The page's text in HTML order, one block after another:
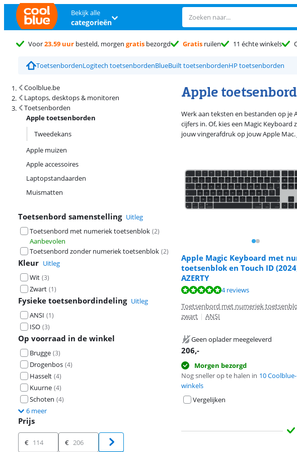
Bekijk alle
categorieën
Voor23.59 uur besteld, morgen gratis bezorgd Gratis ruilen 11 échte winkels
ToetsenbordenLogitech toetsenbordenBlueBuilt toetsenbordenHP toetsenborden
Coolblue.be
Laptops, desktops & monitoren
Toetsenborden
Apple toetsenborden
Tweedekans
Apple muizen
Apple accessoires
Laptopstandaarden
Muismatten
Toetsenbord samenstelling Uitleg
Toetsenbord met numeriek toetsenblok (2)
Aanbevolen
Toetsenbord zonder numeriek toetsenblok (2)
Kleur Uitleg
Wit (3)
Zwart (1)
Fysieke toetsenbordindeling Uitleg
ANSI (1)
ISO (3)
Op voorraad in de winkel
Brugge (3)
Drogenbos (4)
Hasselt (4)
Kuurne (4)
Schoten (4)
6 meer
Prijs
Prijs
€ €
Apple
Zoekresultaten en sortering
Werk aan teksten en bestanden op je
cijfers in. Of, kies een Magic
jouw vingerafdruk op jouw Apple
Apple Magic Keyboard met
toetsenblok en Touch ID
AZERTY
Beoordeling is 9,5 van de 10, gebaseerd
4 reviews
Toetsenbord met numeriek
zwart | ANSI
Geen oplader meegeleverd
206,-
Morgen bezorgd
Nog sneller op te halen in 10 Coolblue-
winkels
Vergelijken
Beoordeling is 9,5 van de 10, gebaseerd